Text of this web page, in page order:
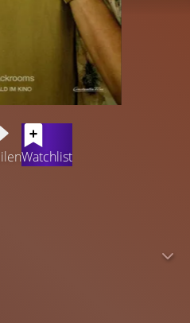
Watchlist
endlose beige-gelbe
beschreiben eine
menschenleere Parallelwelt